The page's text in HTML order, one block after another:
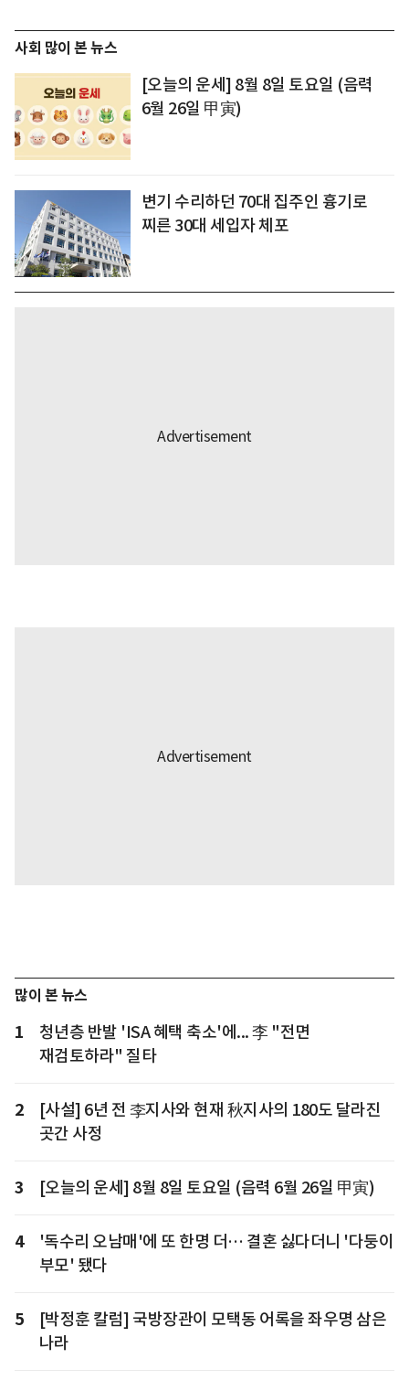
사회 많이 본 뉴스
[오늘의 운세] 8월 8일 토요일 (음력
6월 26일 甲寅)
변기 수리하던 70대 집주인 흉기로
찌른 30대 세입자 체포
많이 본 뉴스
1
청년층 반발 'ISA 혜택 축소'에... 李 "전면
재검토하라" 질타
2
[사설] 6년 전 李지사와 현재 秋지사의 180도 달라진
곳간 사정
3 [오늘의 운세] 8월 8일 토요일 (음력 6월 26일 甲寅)
4
'독수리 오남매'에 또 한명 더… 결혼 싫다더니 '다둥이
부모' 됐다
5
[박정훈 칼럼] 국방장관이 모택동 어록을 좌우명 삼은
나라